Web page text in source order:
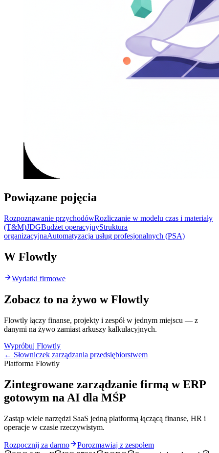
Powiązane pojęcia
Rozpoznawanie przychodówRozliczanie w modelu czas i materiały
(T&M)JDGBudżet operacyjnyStruktura
organizacyjnaAutomatyzacja usług profesjonalnych (PSA)
W Flowtly
Wydatki firmowe
Zobacz to na żywo w Flowtly
Flowtly łączy finanse, projekty i zespół w jednym miejscu — z
danymi na żywo zamiast arkuszy kalkulacyjnych.
Wypróbuj Flowtly
← Słowniczek zarządzania przedsiębiorstwem
Platforma Flowtly
Zintegrowane zarządzanie firmą w ERP
gotowym na AI dla MŚP
Zastąp wiele narzędzi SaaS jedną platformą łączącą finanse, HR i
operacje w czasie rzeczywistym.
Rozpocznij za darmo
Porozmawiaj z zespołem